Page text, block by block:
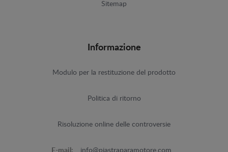
Sitemap
Informazione
Modulo per la restituzione del prodotto
Politica di ritorno
Risoluzione online delle controversie
E-mail: info@piastraparamotore.com